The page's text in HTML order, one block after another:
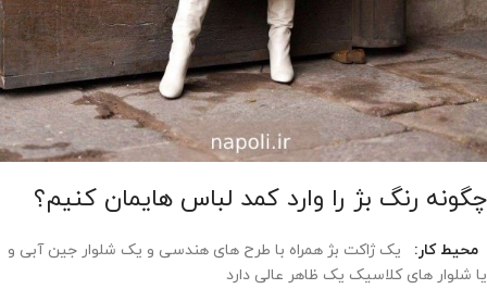
چگونه رنگ بژ را وارد کمد لباس هایمان کنیم؟
محیط کار:
یک ژاکت بژ همراه با طرح های هندسی و یک شلوار جین آبی و
یا شلوار های کلاسیک یک ظاهر عالی دارد